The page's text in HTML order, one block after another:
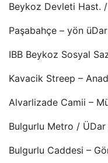
Beykoz Devleti Hast.
Paşabahçe – yön üDar
IBB Beykoz Sosyal
Kavacik Streep –
Alvarlizade Camii –
Bulgurlu Metro / ÜDar
Bulgurlu Caddesi –